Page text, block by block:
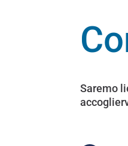
Saremo